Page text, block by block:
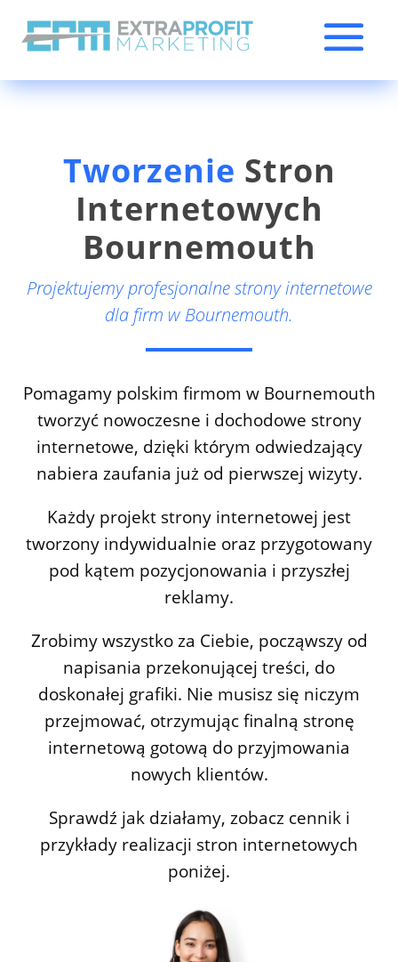
Tworzenie Stron
Internetowych
Bournemouth
Projektujemy profesjonalne strony internetowe
dla firm w Bournemouth.
Pomagamy polskim firmom w Bournemouth
tworzyć nowoczesne i dochodowe strony
internetowe, dzięki którym odwiedzający
nabiera zaufania już od pierwszej wizyty.
Każdy projekt strony internetowej jest
tworzony indywidualnie oraz przygotowany
pod kątem pozycjonowania i przyszłej
reklamy.
Zrobimy wszystko za Ciebie, począwszy od
napisania przekonującej treści, do
doskonałej grafiki. Nie musisz się niczym
przejmować, otrzymując finalną stronę
internetową gotową do przyjmowania
nowych klientów.
Sprawdź jak działamy, zobacz cennik i
przykłady realizacji stron internetowych
poniżej.